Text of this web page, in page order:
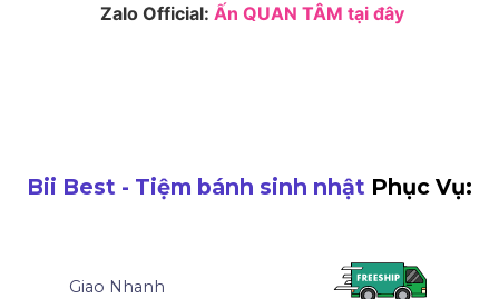
Zalo Official: Ấn QUAN TÂM tại đây
Bii Best - Tiệm bánh sinh nhật Phục Vụ:
Giao Nhanh